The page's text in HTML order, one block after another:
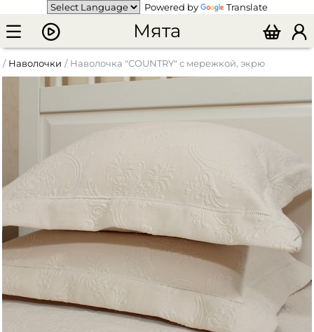
Powered by Translate
Мята
Наволочки Наволочка "COUNTRY" с мережкой, экрю